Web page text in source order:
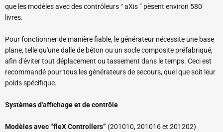
que les modèles avec des contrôleurs “ aXis ” pèsent environ 580
livres.
Pour fonctionner de manière fiable, le générateur nécessite une base
plane, telle qu'une dalle de béton ou un socle composite préfabriqué,
afin d'éviter tout déplacement ou tassement dans le temps. Ceci est
recommandé pour tous les générateurs de secours, quel que soit leur
poids spécifique.
Systèmes d'affichage et de contrôle
Modèles avec “fleX Controllers” (201010, 201016 et 201202)